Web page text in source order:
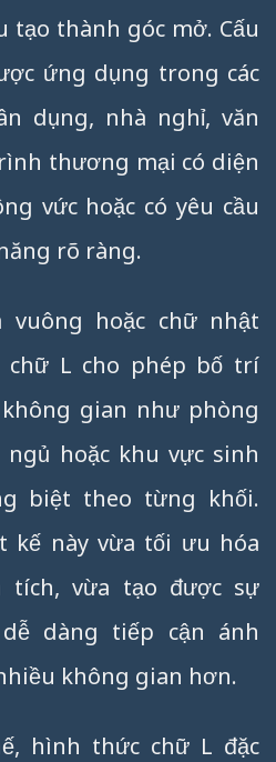
tạo thành góc mở. Cấu
ứng dụng trong các
dụng, nhà nghỉ, văn
thương mại có diện
vức hoặc có yêu cầu
rõ ràng.
vuông hoặc chữ nhật
chữ L cho phép bố trí
gian như phòng
hoặc khu vực sinh
biệt theo từng khối.
kế này vừa tối ưu hóa
tích, vừa tạo được sự
dàng tiếp cận ánh
không gian hơn.
hình thức chữ L đặc